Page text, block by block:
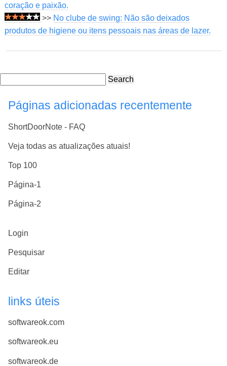
coração e paixão.
>> No clube de swing: Não são deixados
produtos de higiene ou itens pessoais nas áreas de lazer.
Search
Páginas adicionadas recentemente
ShortDoorNote - FAQ
Veja todas as atualizações atuais!
Top 100
Página-1
Página-2
Login
Pesquisar
Editar
links úteis
softwareok.com
softwareok.eu
softwareok.de